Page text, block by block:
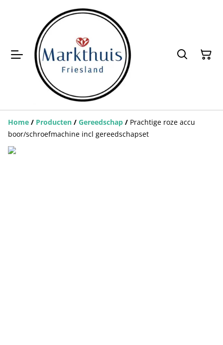
Home / Producten / Gereedschap / Prachtige roze accu
boor/schroefmachine incl gereedschapset